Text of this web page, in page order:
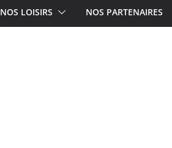
NOS LOISIRS NOS PARTENAIRES